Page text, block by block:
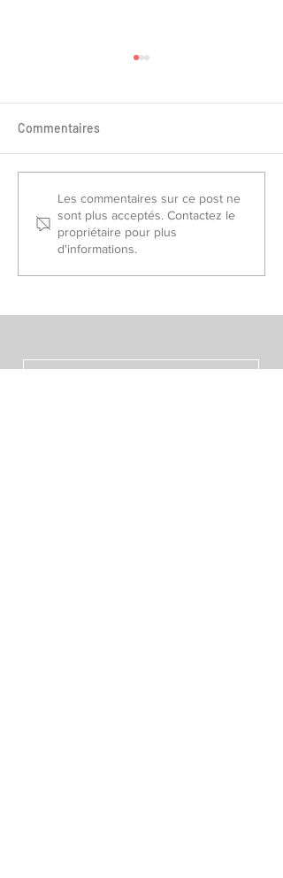
Sélectionnés France Piste
2026
Commentaires
Les commentaires sur ce post ne
sont plus acceptés. Contactez le
propriétaire pour plus
d'informations.